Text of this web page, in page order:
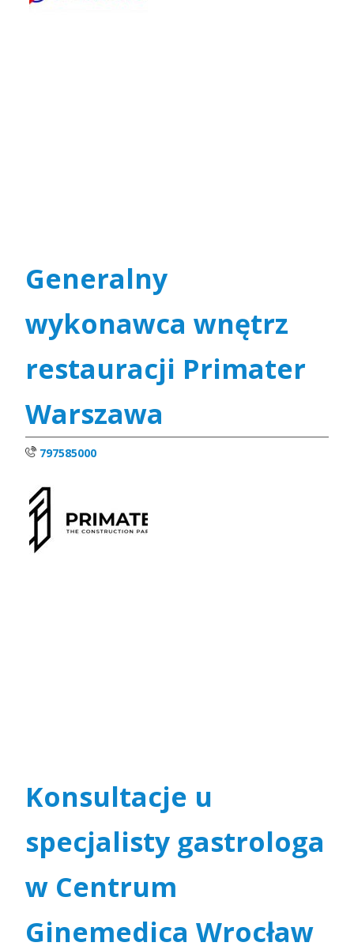
Generalny
wykonawca wnętrz
restauracji Primater
Warszawa
797585000
Konsultacje u
specjalisty gastrologa
w Centrum
Ginemedica Wrocław